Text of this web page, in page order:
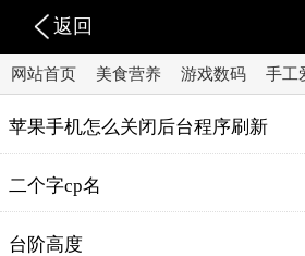
返回
网站首页 美食营养 游戏数码 手工
苹果手机怎么关闭后台程序刷新
二个字cp名
台阶高度